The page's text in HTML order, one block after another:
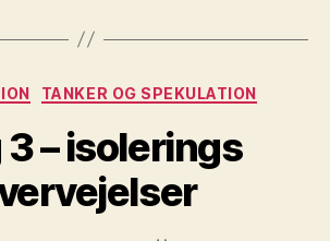
Kategorier
TANKER OG SPEKULATION
3 – isolerings